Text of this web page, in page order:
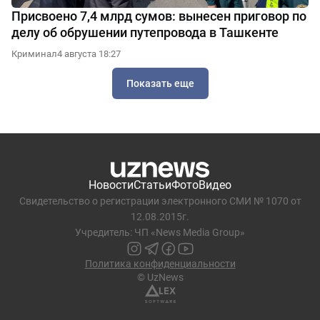
Присвоено 7,4 млрд сумов: вынесен приговор по
делу об обрушении путепровода в Ташкенте
Криминал4 августа 18:27
Показать еще
НовостиСтатьиФотоВидео
Свидетельство о регистрации электронного СМИ № 1070 от
12.08.2015г.
Учредитель: ЧП «News Media Group»
Политика конфиденциальности
© UzNews